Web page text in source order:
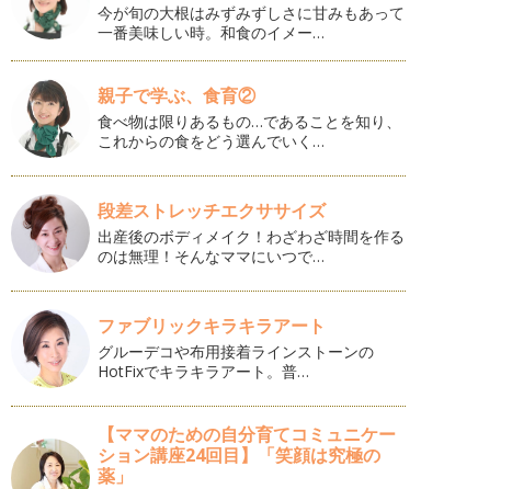
今が旬の大根はみずみずしさに甘みもあって
一番美味しい時。和食のイメー…
親子で学ぶ、食育②
食べ物は限りあるもの…であることを知り、
これからの食をどう選んでいく…
段差ストレッチエクササイズ
出産後のボディメイク！わざわざ時間を作る
のは無理！そんなママにいつで…
ファブリックキラキラアート
グルーデコや布用接着ラインストーンの
HotFixでキラキラアート。普…
【ママのための自分育てコミュニケー
ション講座24回目】「笑顔は究極の
薬」